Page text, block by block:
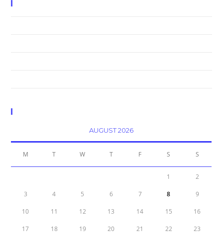
AUGUST 2026
M T W T F S S
1 2
3 4 5 6 7 8 9
10 11 12 13 14 15 16
17 18 19 20 21 22 23